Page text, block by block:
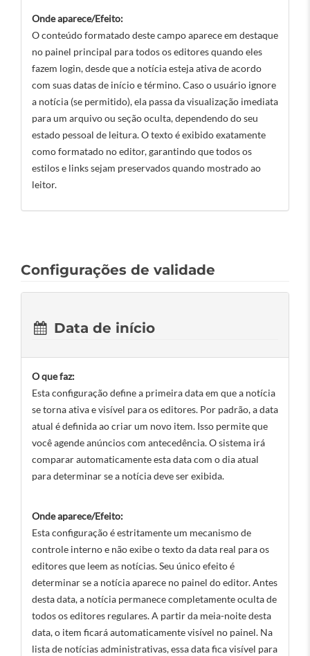
Onde aparece/Efeito:
O conteúdo formatado deste campo aparece em destaque
no painel principal para todos os editores quando eles
fazem login, desde que a notícia esteja ativa de acordo
com suas datas de início e término. Caso o usuário ignore
a notícia (se permitido), ela passa da visualização imediata
para um arquivo ou seção oculta, dependendo do seu
estado pessoal de leitura. O texto é exibido exatamente
como formatado no editor, garantindo que todos os
estilos e links sejam preservados quando mostrado ao
leitor.
Configurações de validade
Data de início
O que faz:
Esta configuração define a primeira data em que a notícia
se torna ativa e visível para os editores. Por padrão, a data
atual é definida ao criar um novo item. Isso permite que
você agende anúncios com antecedência. O sistema irá
comparar automaticamente esta data com o dia atual
para determinar se a notícia deve ser exibida.
Onde aparece/Efeito:
Esta configuração é estritamente um mecanismo de
controle interno e não exibe o texto da data real para os
editores que leem as notícias. Seu único efeito é
determinar se a notícia aparece no painel do editor. Antes
desta data, a notícia permanece completamente oculta de
todos os editores regulares. A partir da meia-noite desta
data, o item ficará automaticamente visível no painel. Na
lista de notícias administrativas, essa data fica visível para